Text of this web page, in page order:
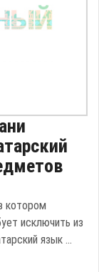
котором
исключить из
язык ...